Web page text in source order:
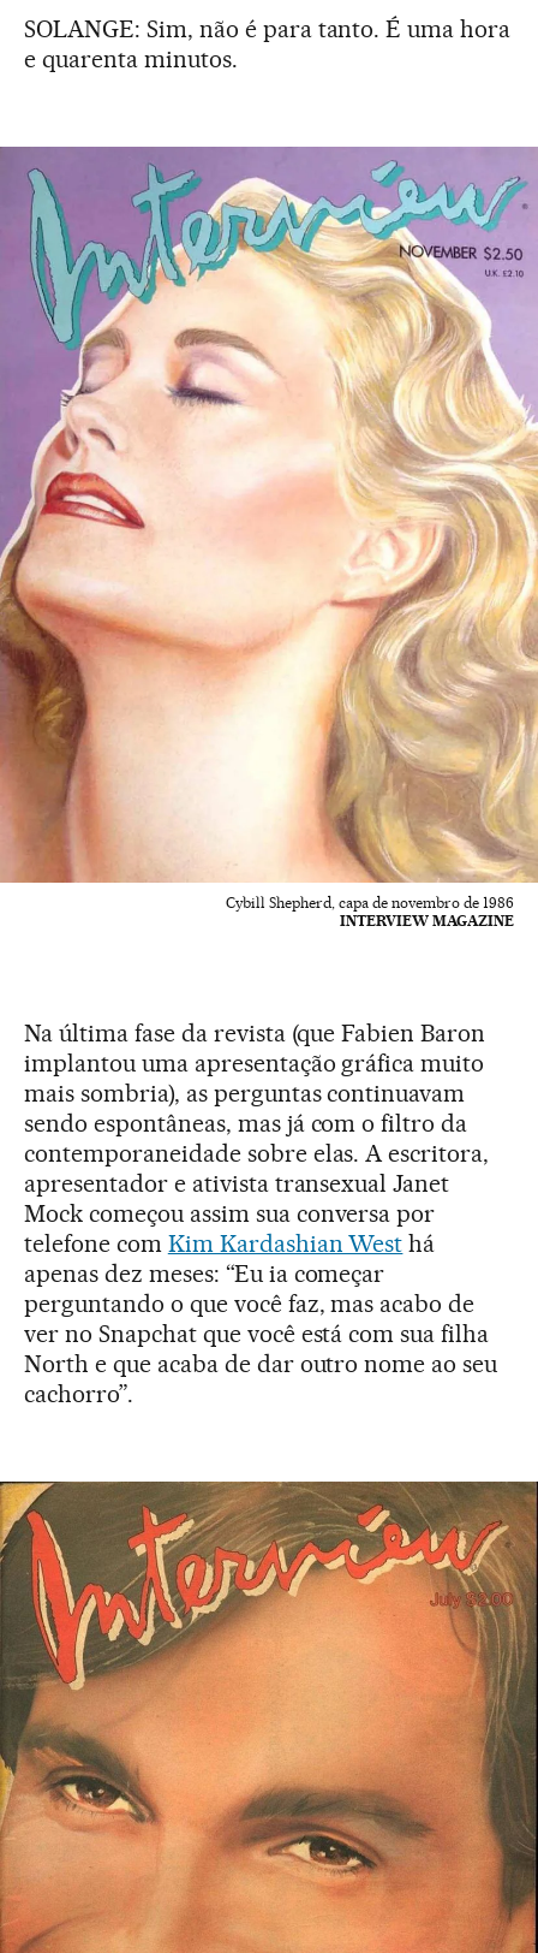
SOLANGE: Sim, não é para tanto. É uma hora
e quarenta minutos.
Cybill Shepherd, capa de novembro de 1986
INTERVIEW MAGAZINE
Na última fase da revista (que Fabien Baron
implantou uma apresentação gráfica muito
mais sombria), as perguntas continuavam
sendo espontâneas, mas já com o filtro da
contemporaneidade sobre elas. A escritora,
apresentador e ativista transexual Janet
Mock começou assim sua conversa por
telefone com Kim Kardashian West há
apenas dez meses: “Eu ia começar
perguntando o que você faz, mas acabo de
ver no Snapchat que você está com sua filha
North e que acaba de dar outro nome ao seu
cachorro”.